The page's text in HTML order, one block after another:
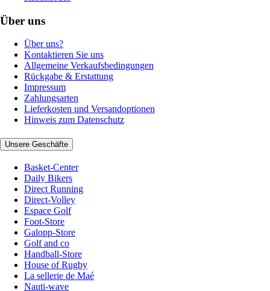
Über uns
Über uns?
Kontaktieren Sie uns
Allgemeine Verkaufsbedingungen
Rückgabe & Erstattung
Impressum
Zahlungsarten
Lieferkosten und Versandoptionen
Hinweis zum Datenschutz
Unsere Geschäfte
Basket-Center
Daily Bikers
Direct Running
Direct-Volley
Espace Golf
Foot-Store
Galopp-Store
Golf and co
Handball-Store
House of Rugby
La sellerie de Maé
Nauti-wave